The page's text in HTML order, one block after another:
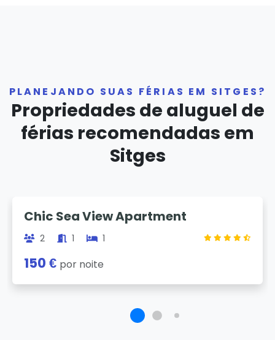
PLANEJANDO SUAS FÉRIAS EM SITGES?
Propriedades de aluguel de
férias recomendadas em
Sitges
Chic Sea View Apartment
2 1 1
150 € por noite